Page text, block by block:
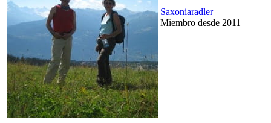
Saxoniaradler
Miembro desde 2011